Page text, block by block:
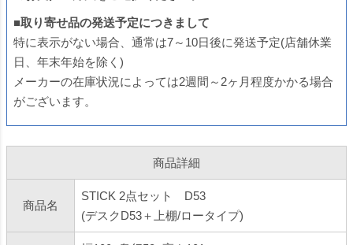
■取り寄せ品の発送予定につきまして
特に表示がない場合、通常は7～10日後に発送予定(店舗休業
日、年末年始を除く)
メーカーの在庫状況によっては2週間～2ヶ月程度かかる場合
がございます。
商品詳細
商品名
STICK 2点セット D53
(デスクD53＋上棚/ロータイプ)